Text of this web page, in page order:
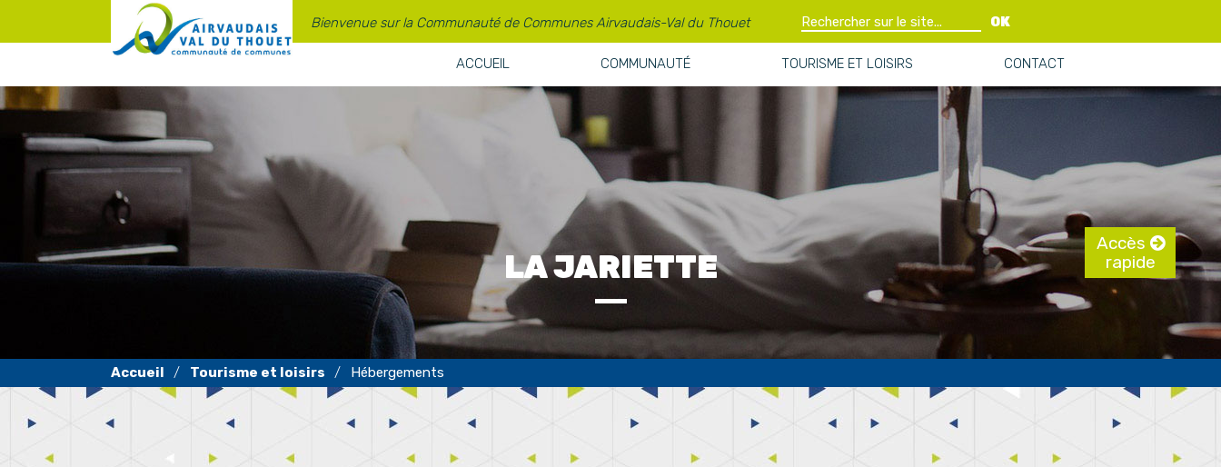
Bienvenue sur la Communauté de Communes Airvaudais-Val du Thouet OK
ACCUEIL COMMUNAUTÉ TOURISME ET LOISIRS CONTACT
Tourisme et loisirs Hébergements
LA JARIETTE
Accès
rapide
Panneau de gestion des cookies